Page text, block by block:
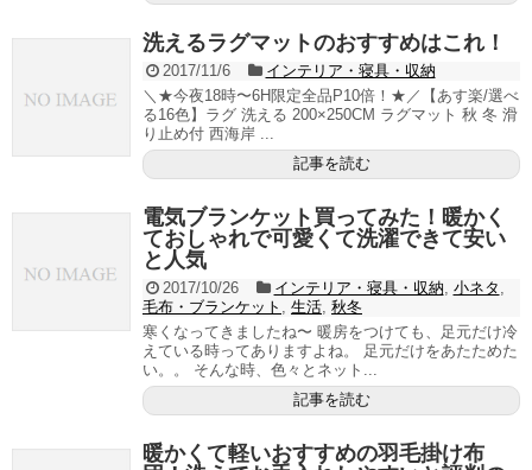
洗えるラグマットのおすすめはこれ！
2017/11/6
インテリア・寝具・収納
＼★今夜18時〜6H限定全品P10倍！★／【あす楽/選べ
る16色】ラグ 洗える 200×250CM ラグマット 秋 冬 滑
り止め付 西海岸 ...
記事を読む
電気ブランケット買ってみた！暖かく
ておしゃれで可愛くて洗濯できて安い
と人気
2017/10/26 インテリア・寝具・収納, 小ネタ ,
毛布・ブランケット , 生活, 秋冬
寒くなってきましたね〜 暖房をつけても、足元だけ冷
えている時ってありますよね。 足元だけをあたためた
い。。 そんな時、色々とネット...
記事を読む
暖かくて軽いおすすめの羽毛掛け布